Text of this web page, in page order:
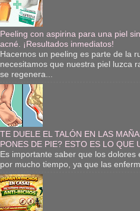
Peeling con aspirina para una piel
acné. ¡Resultados inmediatos!
Hacernos un peeling es parte de la
necesitamos que nuestra piel luzca
se regenera...
TE DUELE EL TALÓN EN LAS
PONES DE PIE? ESTO ES LO QUE
Es importante saber que los
por mucho tiempo, ya que las